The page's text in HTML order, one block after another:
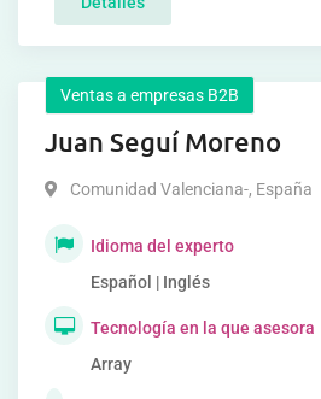
Ventas a empresas B2B
Juan Seguí Moreno
Comunidad Valenciana-, España
Idioma del experto
Español | Inglés
Tecnología en la que asesora
Array